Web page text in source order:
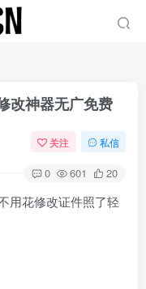
改神器无广免费
关注 私信
0 601 20
用花修改证件照了轻